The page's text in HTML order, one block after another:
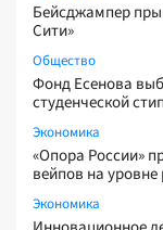
Бейсджампер
Сити»
Общество
Фонд Есенова
студенческой
Экономика
«Опора России»
вейпов на уровне
Экономика